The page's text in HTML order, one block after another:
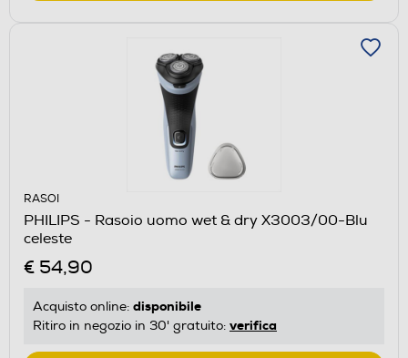
RASOI
PHILIPS - Rasoio uomo wet & dry X3003/00-Blu
celeste
€ 54,90
Acquisto online: disponibile
Ritiro in negozio in 30' gratuito: verifica